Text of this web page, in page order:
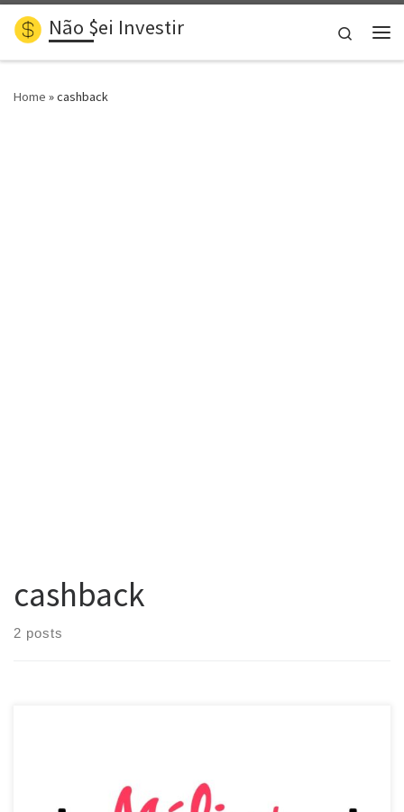
Skip to content
Não $ei Investir
Search
Home »cashback
cashback
2 posts
Você conhece o Méliuz? Os programas de cashback vem se
tornando cada vez mais comuns e o Méliuz, na minha opinião, é